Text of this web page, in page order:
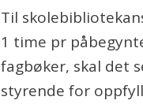
Til
1 time pr
fagbøker, skal det
styrende for